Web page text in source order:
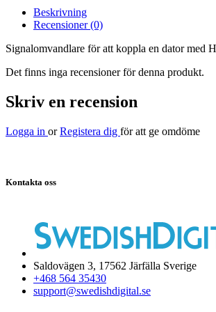
Beskrivning
Recensioner (0)
Signalomvandlare för att koppla en dator
Det finns inga recensioner för denna produkt.
Skriv en recension
Logga in orRegistera dig för att ge omdöme
Kontakta oss
Saldovägen 3, 17562 Järfälla Sverige
+468 564 35430
support@swedishdigital.se